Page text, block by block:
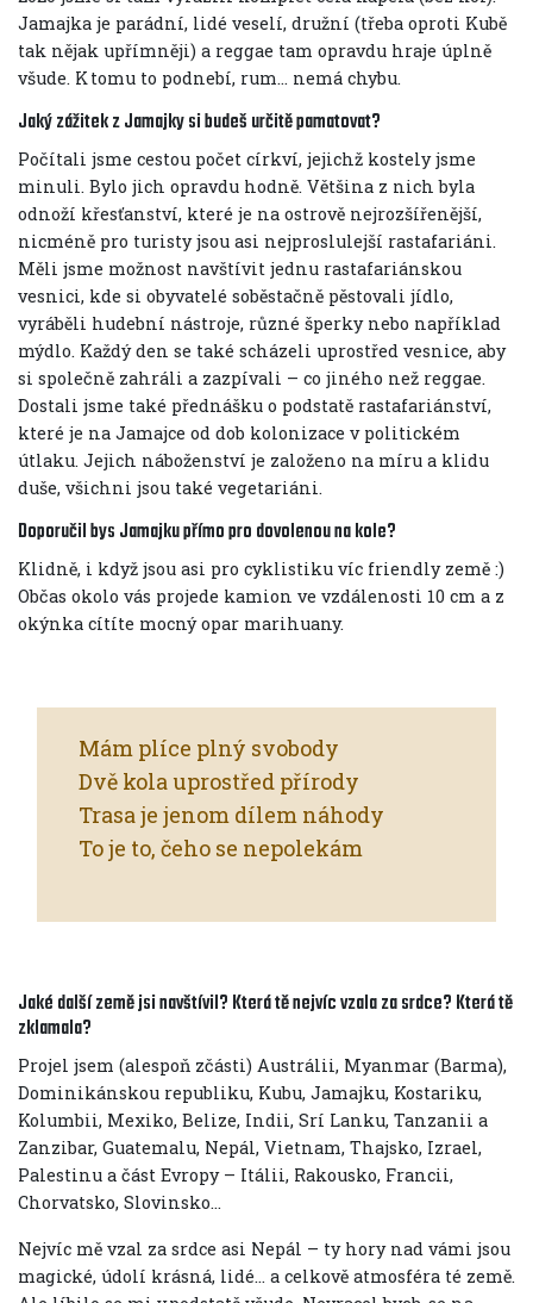
Jamajka je parádní, lidé veselí, družní (třeba oproti Kubě
tak nějak upřímněji) a reggae tam opravdu hraje úplně
všude. K tomu to podnebí, rum… nemá chybu.
Jaký zážitek z Jamajky si budeš určitě pamatovat?
Počítali jsme cestou počet církví, jejichž kostely jsme
minuli. Bylo jich opravdu hodně. Většina z nich byla
odnoží křesťanství, které je na ostrově nejrozšířenější,
nicméně pro turisty jsou asi nejproslulejší rastafariáni.
Měli jsme možnost navštívit jednu rastafariánskou
vesnici, kde si obyvatelé soběstačně pěstovali jídlo,
vyráběli hudební nástroje, různé šperky nebo například
mýdlo. Každý den se také scházeli uprostřed vesnice, aby
si společně zahráli a zazpívali – co jiného než reggae.
Dostali jsme také přednášku o podstatě rastafariánství,
které je na Jamajce od dob kolonizace v politickém
útlaku. Jejich náboženství je založeno na míru a klidu
duše, všichni jsou také vegetariáni.
Doporučil bys Jamajku přímo pro dovolenou na kole?
Klidně, i když jsou asi pro cyklistiku víc friendly země :)
Občas okolo vás projede kamion ve vzdálenosti 10 cm a z
okýnka cítíte mocný opar marihuany.
Mám plíce plný svobody
Dvě kola uprostřed přírody
Trasa je jenom dílem náhody
To je to, čeho se nepolekám
Jaké další země jsi navštívil? Která tě nejvíc vzala za srdce? Která tě
zklamala?
Projel jsem (alespoň zčásti) Austrálii, Myanmar (Barma),
Dominikánskou republiku, Kubu, Jamajku, Kostariku,
Kolumbii, Mexiko, Belize, Indii, Srí Lanku, Tanzanii a
Zanzibar, Guatemalu, Nepál, Vietnam, Thajsko, Izrael,
Palestinu a část Evropy – Itálii, Rakousko, Francii,
Chorvatsko, Slovinsko…
Nejvíc mě vzal za srdce asi Nepál – ty hory nad vámi jsou
magické, údolí krásná, lidé… a celkově atmosféra té země.